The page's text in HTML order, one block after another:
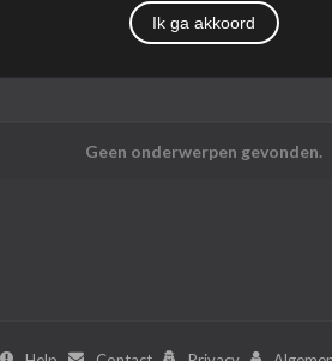
Geen onderwerpen gevonden.
Ik ga akkoord